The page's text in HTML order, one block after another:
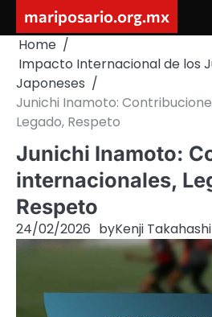
content
mariposario.org.mx
Home
Impacto Internacional de los
Japoneses
Junichi Inamoto:
Legado, Respeto
Junichi Inamoto:
internacionales,
Respeto
24/02/2026 byKenji Takahashi